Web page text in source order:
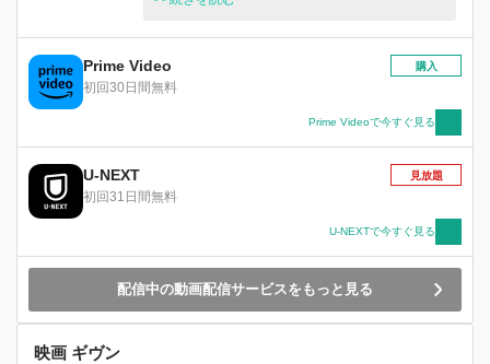
の距離が少しずつ縮まっていく。
Prime Video
初回30日間無料
購入
Prime Videoで今すぐ見る
U-NEXT
初回31日間無料
見放題
U-NEXTで今すぐ見る
配信中の動画配信サービスをもっと見る
映画 ギヴン